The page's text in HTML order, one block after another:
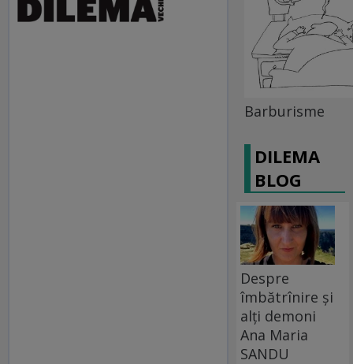
Barburisme
DILEMA
BLOG
Despre
îmbătrînire și
alți demoni
Ana Maria
SANDU